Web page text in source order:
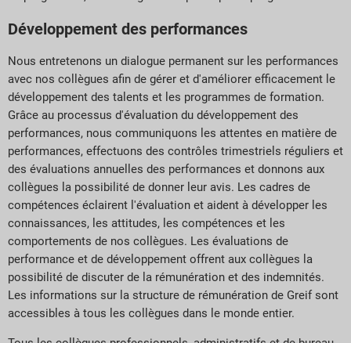
Développement des performances
Nous entretenons un dialogue permanent sur les performances
avec nos collègues afin de gérer et d'améliorer efficacement le
développement des talents et les programmes de formation.
Grâce au processus d'évaluation du développement des
performances, nous communiquons les attentes en matière de
performances, effectuons des contrôles trimestriels réguliers et
des évaluations annuelles des performances et donnons aux
collègues la possibilité de donner leur avis. Les cadres de
compétences éclairent l'évaluation et aident à développer les
connaissances, les attitudes, les compétences et les
comportements de nos collègues. Les évaluations de
performance et de développement offrent aux collègues la
possibilité de discuter de la rémunération et des indemnités.
Les informations sur la structure de rémunération de Greif sont
accessibles à tous les collègues dans le monde entier.